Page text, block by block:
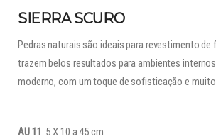
SIERRA SCURO
Pedras naturais são ideais para revestimento de
trazem belos resultados para ambientes
moderno, com um toque de sofisticação e
AU 11: 5 X 10 a 45 cm